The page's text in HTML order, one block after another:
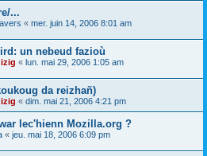
...
« mer. juin 14, 2006 8:01 am
un nebeud fazioù
« lun. mai 29, 2006 1:05 am
da reizhañ)
« dim. mai 21, 2006 4:21 pm
lec'hienn Mozilla.org ?
« jeu. mai 18, 2006 6:09 pm